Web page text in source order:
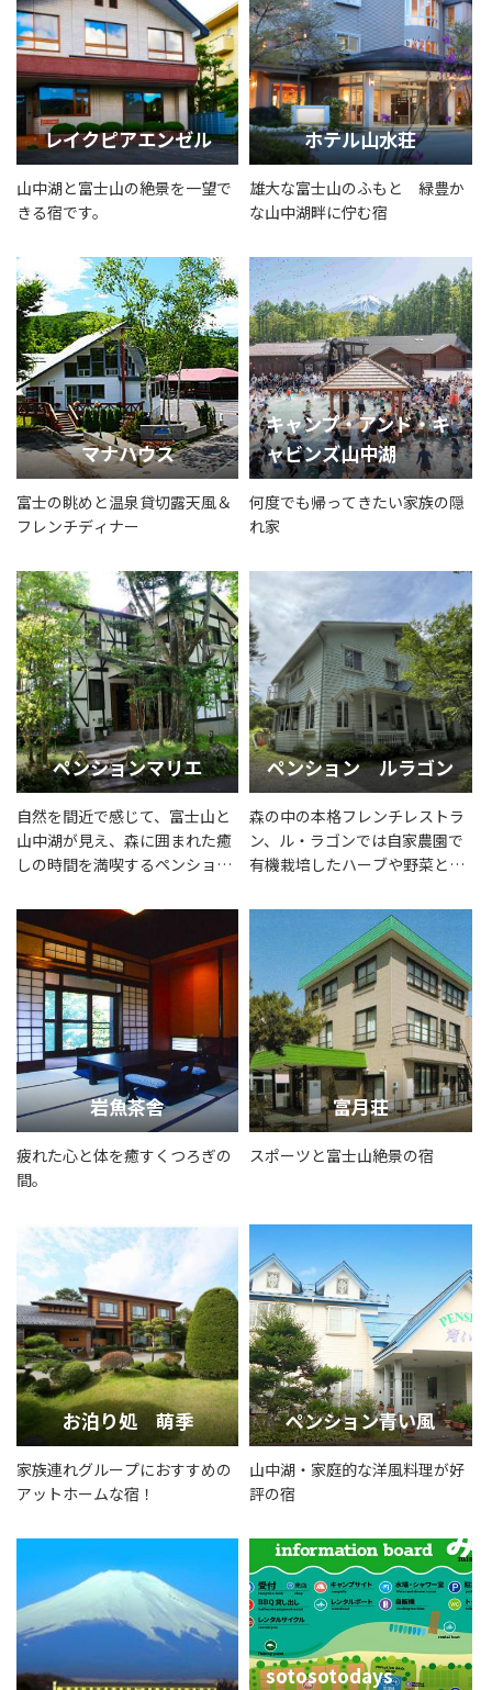
レイクピアエンゼル
山中湖と富士山の絶景を一望で
きる宿です。
ホテル山水荘
雄大な富士山のふもと 緑豊か
な山中湖畔に佇む宿
マナハウス
富士の眺めと温泉貸切露天風＆
フレンチディナー
キャンプ・アンド・キ
ャビンズ山中湖
何度でも帰ってきたい家族の隠
れ家
ペンションマリエ
自然を間近で感じて、富士山と
山中湖が見え、森に囲まれた癒
しの時間を満喫するペンション
ペンション ルラゴン
森の中の本格フレンチレストラ
ン、ル・ラゴンでは自家農園で
有機栽培したハーブや野菜と、
に使用した至高のフレンチをご
堪能いただけます。
岩魚茶舎
疲れた心と体を癒すくつろぎの
間。
富月荘
スポーツと富士山絶景の宿
お泊り処 萌季
家族連れグループにおすすめの
アットホームな宿！
ペンション青い風
山中湖・家庭的な洋風料理が好
評の宿
sotosotodays